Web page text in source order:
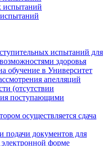
испытаний
испытаний для
здоровья
обучение в Университет
апелляций
(отсутствии
поступающими
осуществляется сдача
документов для
форме